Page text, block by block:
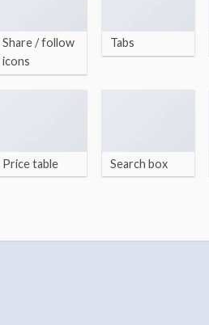
Share / follow
icons
Tabs
Price table Search box